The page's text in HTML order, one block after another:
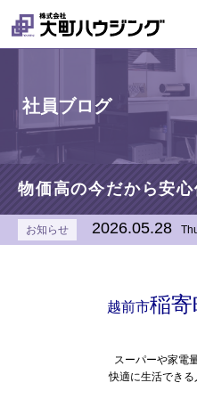
社員ブログ
物価高の今だから安
お知らせ 2026.05.28
越前市稲寄
スーパーや家電
快適に生活できる